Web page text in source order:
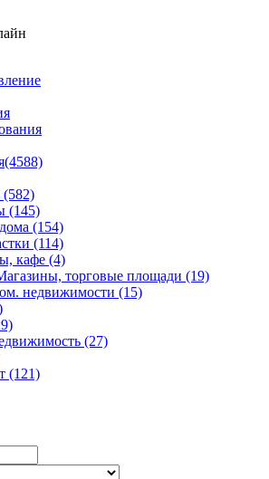
(145)
(154)
(114)
кафе (4)
торговые площади (19)
недвижимости (15)
(27)
(121)